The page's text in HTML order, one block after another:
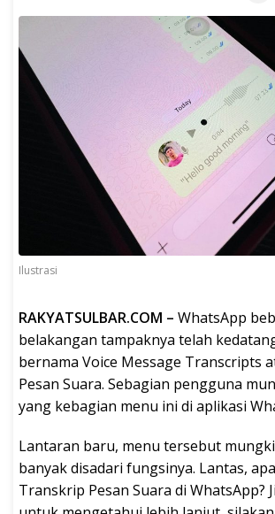
Ilustrasi
RAKYATSULBAR.COM – WhatsApp
belakangan tampaknya telah
bernama Voice Message Transcripts
Pesan Suara. Sebagian pengguna
yang kebagian menu ini di aplikasi
Lantaran baru, menu tersebut
banyak disadari fungsinya. Lantas,
Transkrip Pesan Suara di WhatsApp?